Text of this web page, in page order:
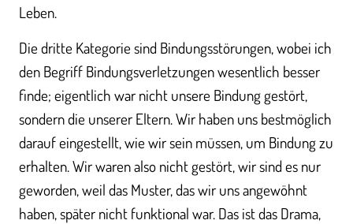
Leben.
Die dritte Kategorie sind Bindungsstörungen, wobei ich
den Begriff Bindungsverletzungen wesentlich besser
finde; eigentlich war nicht unsere Bindung gestört,
sondern die unserer Eltern. Wir haben uns bestmöglich
darauf eingestellt, wie wir sein müssen, um Bindung zu
erhalten. Wir waren also nicht gestört, wir sind es nur
geworden, weil das Muster, das wir uns angewöhnt
haben, später nicht funktional war. Das ist das Drama,